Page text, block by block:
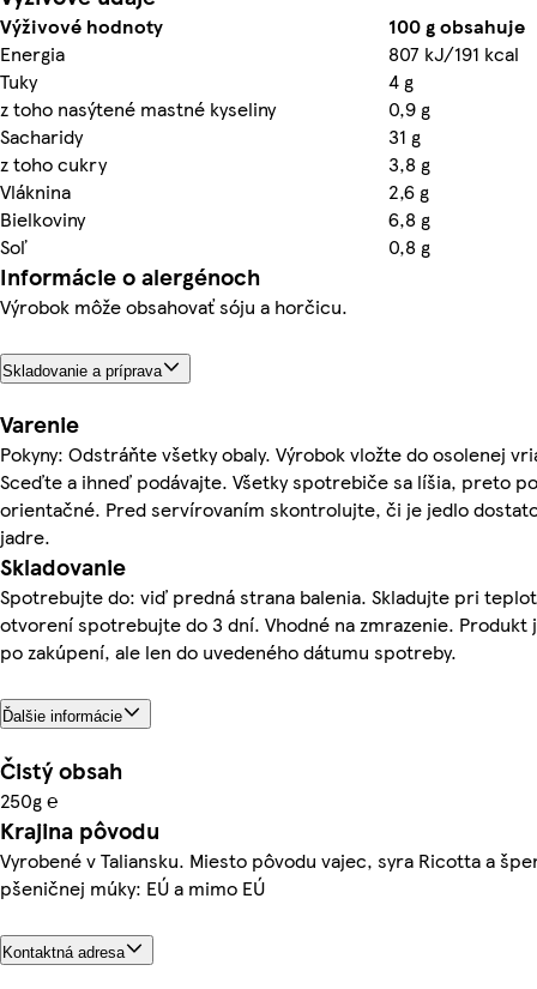
Výživové hodnoty
100 g obsahuje
Energia
807 kJ/191 kcal
Tuky
4 g
z toho nasýtené mastné kyseliny
0,9 g
Sacharidy
31 g
z toho cukry
3,8 g
Vláknina
2,6 g
Bielkoviny
6,8 g
Soľ
0,8 g
Informácie o alergénoch
Výrobok môže obsahovať sóju a horčicu.
Skladovanie a príprava
Varenie
Pokyny: Odstráňte všetky obaly. Výrobok vložte do osolenej
Sceďte a ihneď podávajte. Všetky spotrebiče sa líšia, preto
orientačné. Pred servírovaním skontrolujte, či je jedlo
jadre.
Skladovanie
Spotrebujte do: viď predná strana balenia. Skladujte pri
otvorení spotrebujte do 3 dní. Vhodné na zmrazenie. Produkt
po zakúpení, ale len do uvedeného dátumu spotreby.
Ďalšie informácie
Čistý obsah
250g ℮
Krajina pôvodu
Vyrobené v Taliansku. Miesto pôvodu vajec, syra Ricotta a
pšeničnej múky: EÚ a mimo EÚ
Kontaktná adresa